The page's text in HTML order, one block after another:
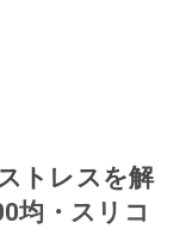
トレスを解
均・スリコ